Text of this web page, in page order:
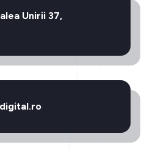
Unirii 37,